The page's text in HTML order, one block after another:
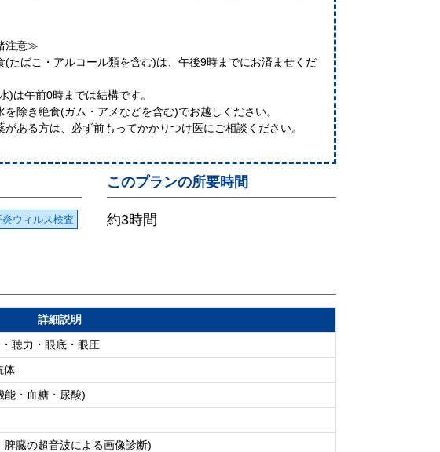
注意≫
(たばこ・アルコール類を含む)は、午後9時までにお済ませくだ
)は午前0時までは結構です。
除き絶食(ガム・アメなどを含む)でお越しください。
がある方は、必ず前もってかかりつけ医にご相談ください。
このプランの所要時間
約3時間
炎ウィルス検査
詳細説明
聴力・眼底・眼圧
体
能・血糖・尿酸)
臓の超音波による画像診断)